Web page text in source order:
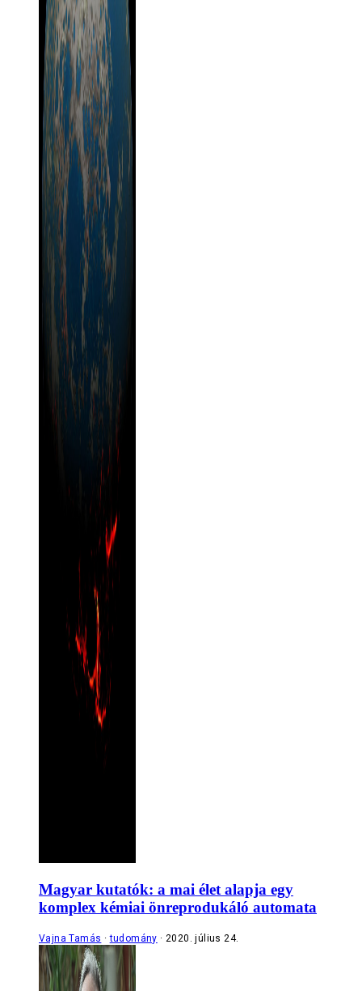
Magyar kutatók: a mai élet alapja egy
komplex kémiai önreprodukáló automata
Vajna Tamás tudomány 2020. július 24.